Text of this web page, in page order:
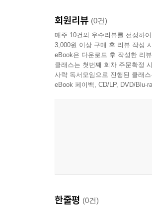
판단력을 좌우한다.
특히 이 책은 IonQ를 단순
interconnect, QKD와 보안
개인가?”라는 표면적 질문
본질적인 질문에 도달하게 된
입증되었고 무엇이 아직
회원리뷰 (0건)
매주 10건의 우수리뷰를 선정하
3,000원 이상 구매 후 리뷰 작성 시
eBook은 다운로드 후 작성한 리
클래스는 첫번째 회차 주문확정
사락 독서모임으로 진행된 클래
eBook 페이백, CD/LP, DVD/Blu-
한줄평 (0건)